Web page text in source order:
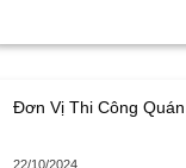
Đơn Vị Thi Công
22/10/2024